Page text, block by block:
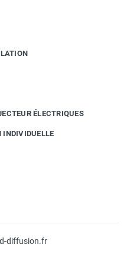
ÉLECTRIQUES
INDIVIDUELLE
diffusion.fr